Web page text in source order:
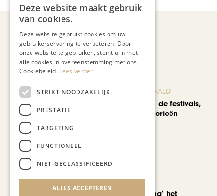
Recent nieuws
BLOG JO CORTENRAEDT
We verzuipen in de festivals,
feesten en braderieën
AUTOMOTIVE
Is ‘Made in China’ het
Deze website maakt gebruik
van cookies.
Deze website gebruikt cookies om uw
gebruikerservaring te verbeteren. Door
onze website te gebruiken, stemt u in met
alle cookies in overeenstemming met ons
Cookiebeleid. Lees verder
STRIKT NOODZAKELIJK
PRESTATIE
TARGETING
FUNCTIONEEL
NIET-GECLASSIFICEERD
ALLES ACCEPTEREN